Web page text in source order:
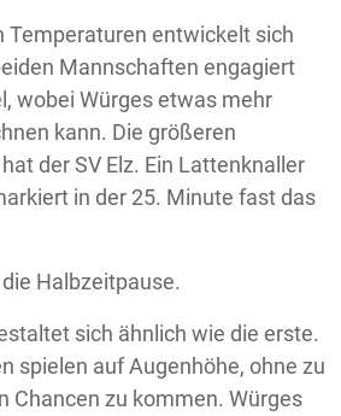
Temperaturen entwickelt sich
Mannschaften engagiert
wobei Würges etwas mehr
kann. Die größeren
der SV Elz. Ein Lattenknaller
in der 25. Minute fast das
Halbzeitpause.
sich ähnlich wie die erste.
spielen auf Augenhöhe, ohne zu
Chancen zu kommen. Würges